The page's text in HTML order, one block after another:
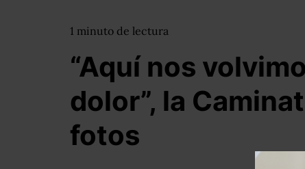
1 minuto de lectura
“Aquí nos
dolor”, la
fotos